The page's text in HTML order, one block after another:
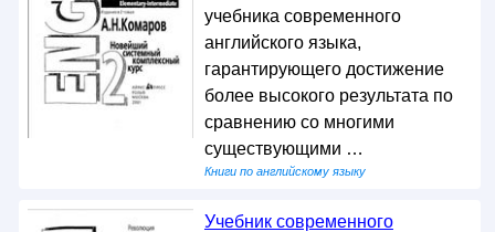
учебника современного
английского языка,
гарантирующего достижение
более высокого результата по
сравнению со многими
существующими …
Книги по английскому языку
Учебник современного